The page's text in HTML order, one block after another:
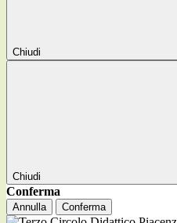
Chiudi
Chiudi
Conferma
Annulla Conferma